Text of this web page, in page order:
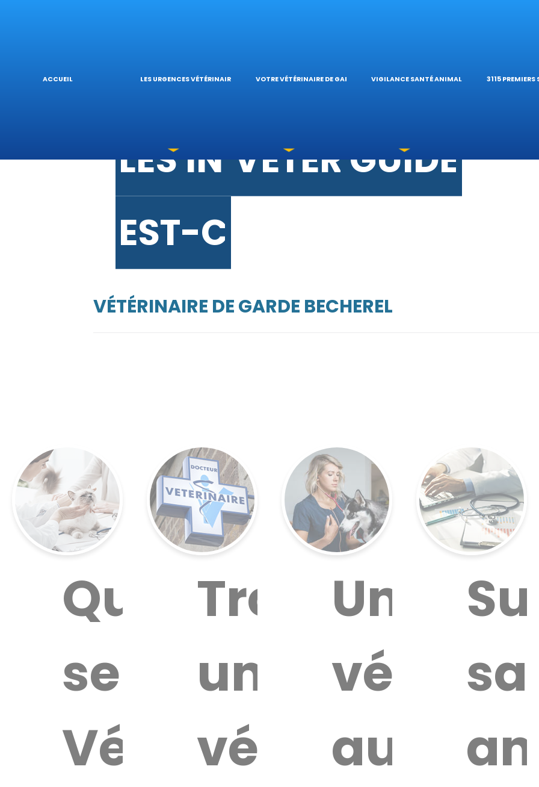
ACCUEIL LES URGENCES VÉTÉRINAIRES
URGENCES
LES INTOXICATIONS
EST-CE UNE URGENCE?
VOTRE VÉTÉRINAIRE DE GARDE
L’HÔPITAL
VÉTÉRINAIRES
VIGILANCE SANTÉ ANIMALE
GUIDES
3115 PREMIERS
VÉTÉRINAIRE DE GARDE BECHEREL
Quel
service
Vétérinaire
Trouver
un
vétérinaire
Un
autour